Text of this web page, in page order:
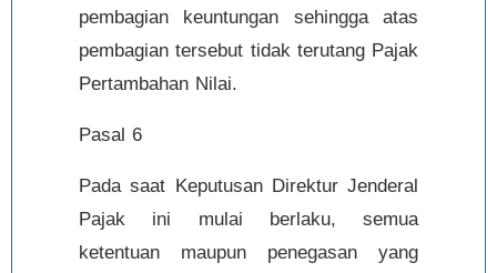
pembagian keuntungan sehingga atas
pembagian tersebut tidak terutang Pajak
Pertambahan Nilai.
Pasal 6
Pada saat Keputusan Direktur Jenderal
Pajak ini mulai berlaku, semua
ketentuan maupun penegasan yang